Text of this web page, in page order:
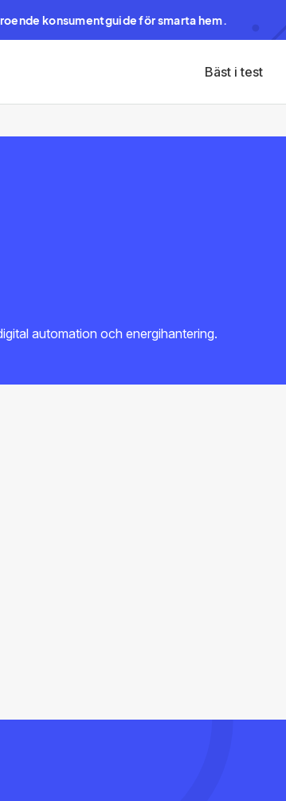
konsumentguide för smarta hem.
Bäst i test
automation och energihantering.